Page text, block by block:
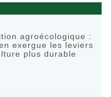
agroécologique :
exergue les leviers
plus durable